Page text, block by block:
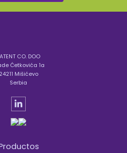
CO. DOO
Ćetkovića 1a
24211 Mišićevo
Serbia